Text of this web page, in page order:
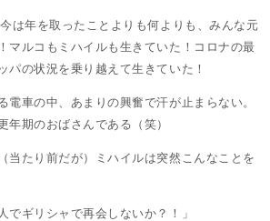
は年を取ったことよりも何よりも、みんな元
マルコもミハイルも生きていた！コロナの最
パの状況を乗り越えて生きていた！
電車の中、あまりの興奮で汗が止まらない。
年期のおばさんである（笑）
当たり前だが）ミハイルは突然こんなことを
でギリシャで再会しないか？！」